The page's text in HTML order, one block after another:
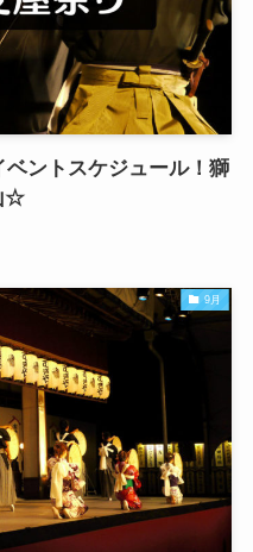
ベントスケジュール！獅
☆
9月